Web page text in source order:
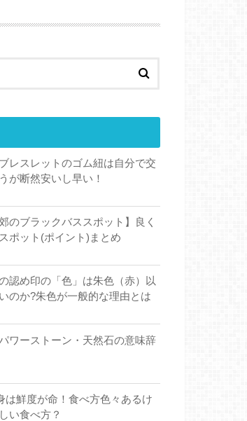
レスレットのゴム紐は自分で交
が断然安いし早い！
のブラックバススポット】良く
ポット(ポイント)まとめ
認め印の「色」は朱色（赤）以
のか?朱色が一般的な理由とは
ワーストーン・天然石の意味辞
は鮮度が命！食べ方色々あるけ
い食べ方？